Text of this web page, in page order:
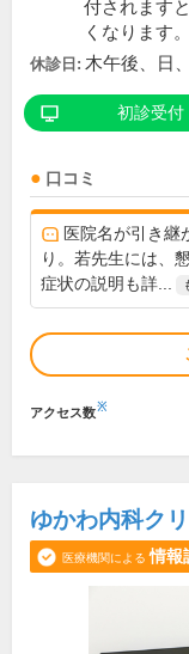
付されます
くなります
休診日: 木午後、日
初診受付
口コミ
医院名が引き継
り。若先生には、
症状の説明も詳...
アクセス数※
ゆかわ内科ク
医療機関による 情報